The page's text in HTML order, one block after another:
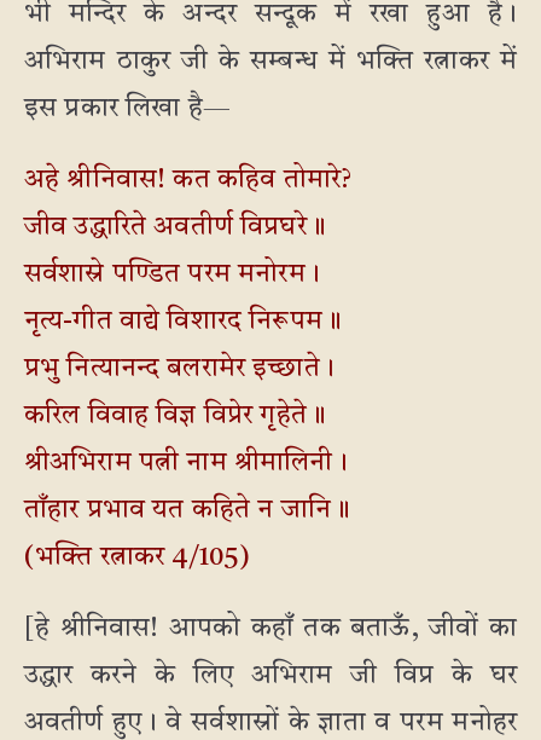
भी मन्दिर के अन्दर सन्दूक में रखा हुआ है।
अभिराम ठाकुर जी के सम्बन्ध में भक्ति रत्नाकर में
इस प्रकार लिखा है—
अहे श्रीनिवास! कत कहिव तोमारे?
जीव उद्धारिते अवतीर्ण विप्रघरे॥
सर्वशास्रे पण्डित परम मनोरम।
नृत्य-गीत वाद्ये विशारद निरूपम॥
प्रभु नित्यानन्द बलरामेर इच्छाते।
करिल विवाह विज्ञ विप्रेर गृहेते॥
श्रीअभिराम पत्नी नाम श्रीमालिनी।
ताँहार प्रभाव यत कहिते न जानि॥
(भक्ति रत्नाकर 4/105)
[हे श्रीनिवास! आपको कहाँ तक बताऊँ, जीवों का
उद्धार करने के लिए अभिराम जी विप्र के घर
अवतीर्ण हुए। वे सर्वशास्रों के ज्ञाता व परम मनोहर